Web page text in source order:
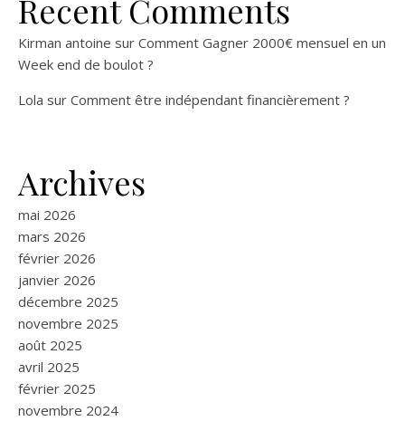
Recent Comments
Kirman antoine sur Comment Gagner 2000€ mensuel en un
Week end de boulot ?
Lola sur Comment être indépendant financièrement ?
Archives
mai 2026
mars 2026
février 2026
janvier 2026
décembre 2025
novembre 2025
août 2025
avril 2025
février 2025
novembre 2024